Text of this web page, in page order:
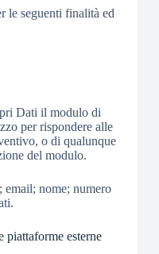
le seguenti finalità ed
Dati il modulo di
per rispondere alle
o di qualunque
del modulo.
email; nome; numero
piattaforme esterne